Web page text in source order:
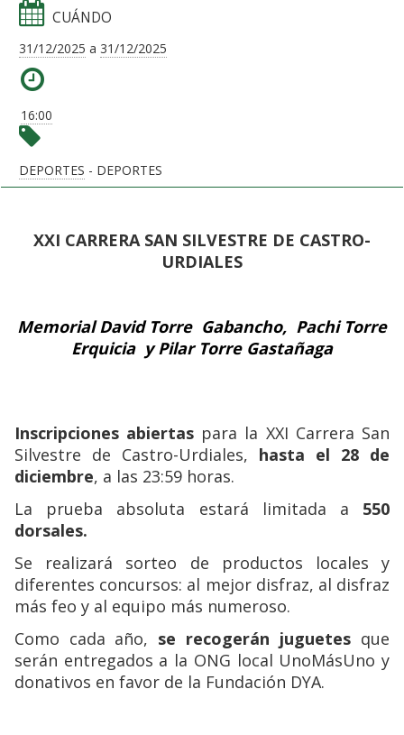
CUÁNDO
31/12/2025 a 31/12/2025
16:00
DEPORTES - DEPORTES
XXI CARRERA SAN SILVESTRE DE CASTRO-
URDIALES
Memorial David Torre Gabancho, Pachi Torre
Erquicia y Pilar Torre Gastañaga
Inscripciones abiertas para la XXI Carrera San
Silvestre de Castro-Urdiales, hasta el 28 de
diciembre, a las 23:59 horas.
La prueba absoluta estará limitada a 550
dorsales.
Se realizará sorteo de productos locales y
diferentes concursos: al mejor disfraz, al disfraz
más feo y al equipo más numeroso.
Como cada año, se recogerán juguetes que
serán entregados a la ONG local UnoMásUno y
donativos en favor de la Fundación DYA.